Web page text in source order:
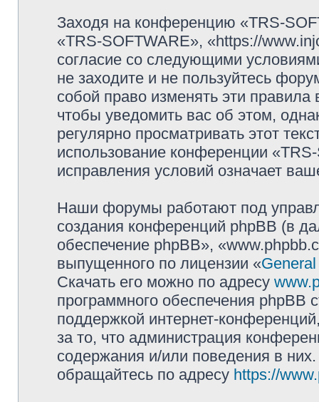
Заходя на конференцию «TRS-
«TRS-SOFTWARE», «https://
согласие со следующими
не заходите и не пользуйтесь
собой право изменять эти
чтобы уведомить вас об этом,
регулярно просматривать этот
использование конференции
исправления условий означает
Наши форумы работают под
создания конференций phpBB (в
обеспечение phpBB»,
выпущенного по лицензии «
Скачать его можно по адресу
программного обеспечения phpBB
поддержкой интернет-
за то, что администрация
содержания и/или поведения в
обращайтесь по адресу https://